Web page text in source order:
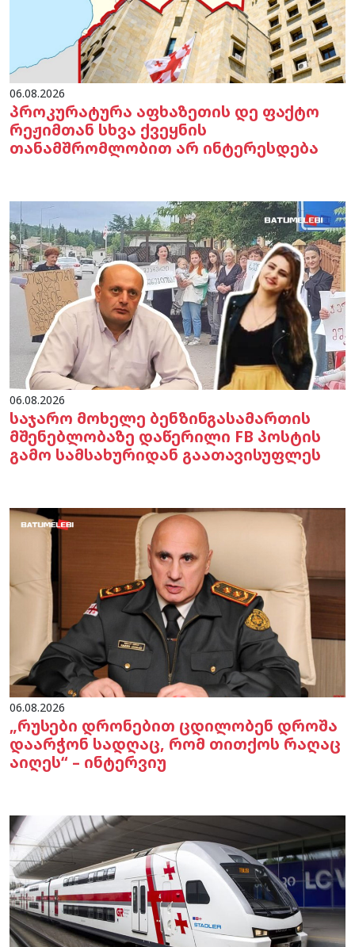
06.08.2026
პროკურატურა აფხაზეთის დე ფაქტო
რეჟიმთან სხვა ქვეყნის
თანამშრომლობით არ ინტერესდება
06.08.2026
საჯარო მოხელე ბენზინგასამართის
მშენებლობაზე დაწერილი FB პოსტის
გამო სამსახურიდან გაათავისუფლეს
06.08.2026
„რუსები დრონებით ცდილობენ დროშა
დაარჭონ სადღაც, რომ თითქოს რაღაც
აიღეს“ – ინტერვიუ